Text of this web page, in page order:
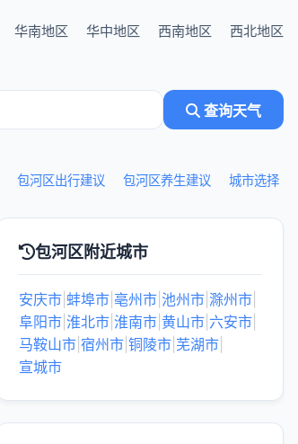
华南地区 华中地区 西南地区 西北地区
查询天气
包河区出行建议 包河区养生建议 城市选择
包河区附近城市
安庆市 蚌埠市 亳州市 池州市 滁州市
阜阳市 淮北市 淮南市 黄山市 六安市
马鞍山市 宿州市 铜陵市 芜湖市
宣城市